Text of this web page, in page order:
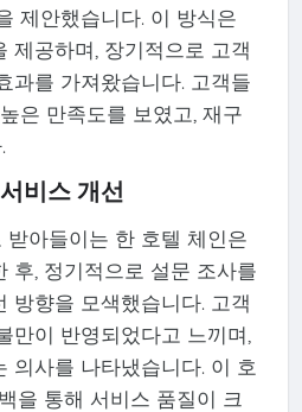
제안했습니다. 이 방식은
제공하며, 장기적으로 고객
과를 가져왔습니다. 고객들
은 만족도를 보였고, 재구
비스 개선
아들이는 한 호텔 체인은
후, 정기적으로 설문 조사를
방향을 모색했습니다. 고객
만이 반영되었다고 느끼며,
의사를 나타냈습니다. 이 호
을 통해 서비스 품질이 크